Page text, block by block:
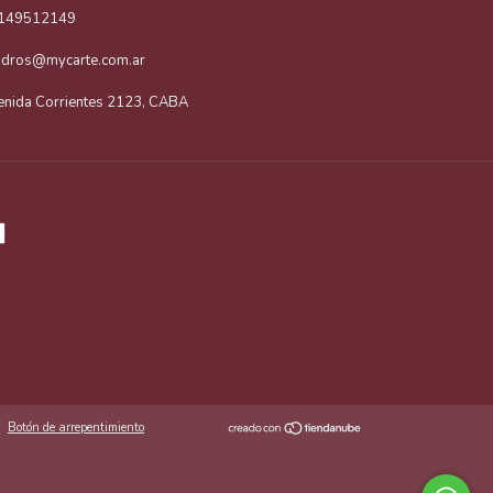
Corrientes 2123, CABA
Botón de arrepentimiento